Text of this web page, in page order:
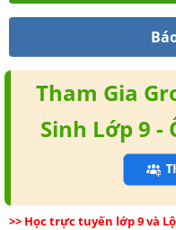
Tham Gia
Sinh Lớp 9 -
>> Học trực tuyến lớp 9 và